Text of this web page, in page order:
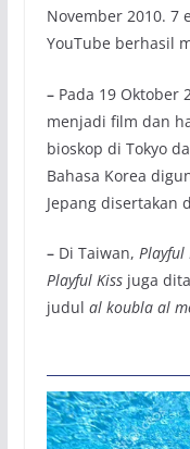
November 2010. 7
YouTube berhasil
–Pada 19 Oktober
menjadi film dan
bioskop di Tokyo
Bahasa Korea
Jepang disertakan
–Di Taiwan, Playful
Playful Kissjuga
judul al koubla al